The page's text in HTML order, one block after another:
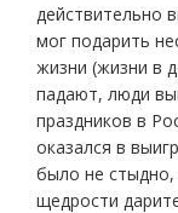
действительно
мог подарить
жизни (жизни в
падают, люди
праздников в
оказался в
было не
щедрости